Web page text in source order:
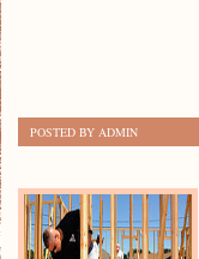
POSTED BY ADMIN